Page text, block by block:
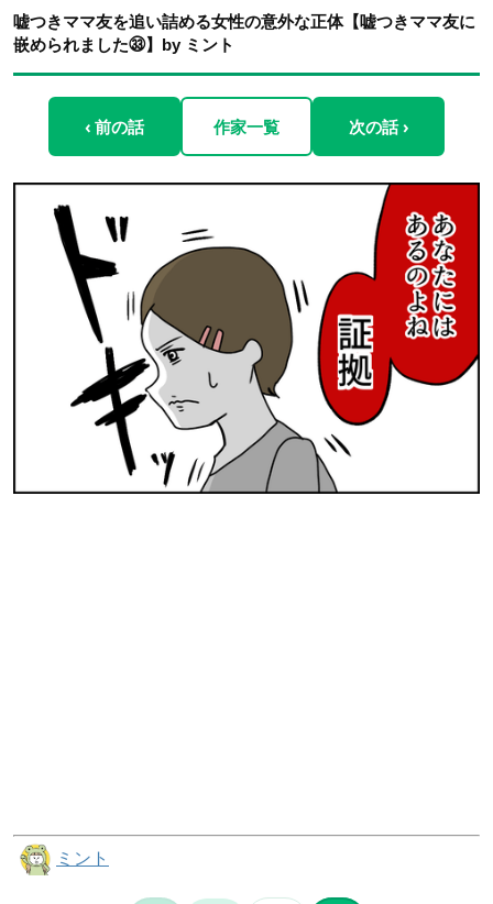
嘘つきママ友を追い詰める女性の意外な正体【嘘つきママ友に
嵌められました㉝】by ミント
‹ 前の話 作家一覧 次の話 ›
ミント